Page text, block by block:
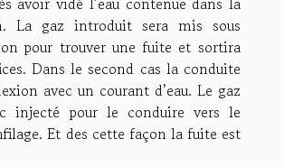
La gaz introduit sera mis sous
pour trouver une fuite et sortira
Dans le second cas la conduite
avec un courant d’eau. Le gaz
injecté pour le conduire vers le
Et des cette façon la fuite est